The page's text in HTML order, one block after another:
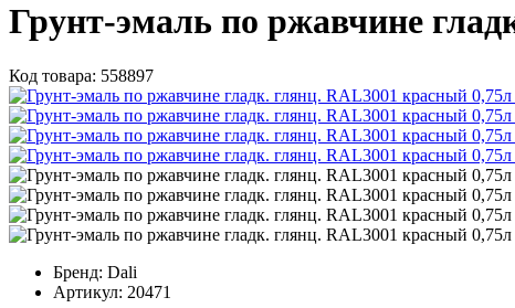
Грунт-эмаль по ржавчине
Код товара: 558897
Бренд: Dali
Артикул: 20471